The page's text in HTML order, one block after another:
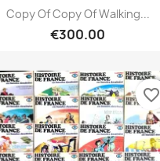
Quick view
Copy Of Copy Of Walking...
€300.00
favorite_border